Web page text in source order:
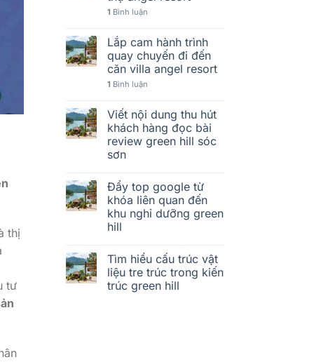
thị
tư
1 Bình luận
Lắp cam hành trình
quay chuyến đi đến
căn villa angel resort
1 Bình luận
Viết nội dung thu hút
khách hàng đọc bài
review green hill sóc
sơn
Đẩy top google từ
khóa liên quan đến
khu nghỉ dưỡng green
hill
Tìm hiểu cấu trúc vật
liệu tre trúc trong kiến
trúc green hill